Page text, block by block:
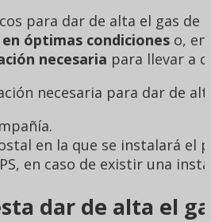
para dar de alta el gas de
óptimas condiciones o,
necesaria para llevar a
necesaria para dar de
en la que se instalará el
en caso de existir una
dar de alta el